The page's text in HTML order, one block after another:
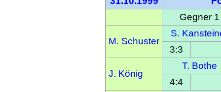
Gegner 1
M. Schuster
S.
3:3
J. König
T. Bothe
4:4